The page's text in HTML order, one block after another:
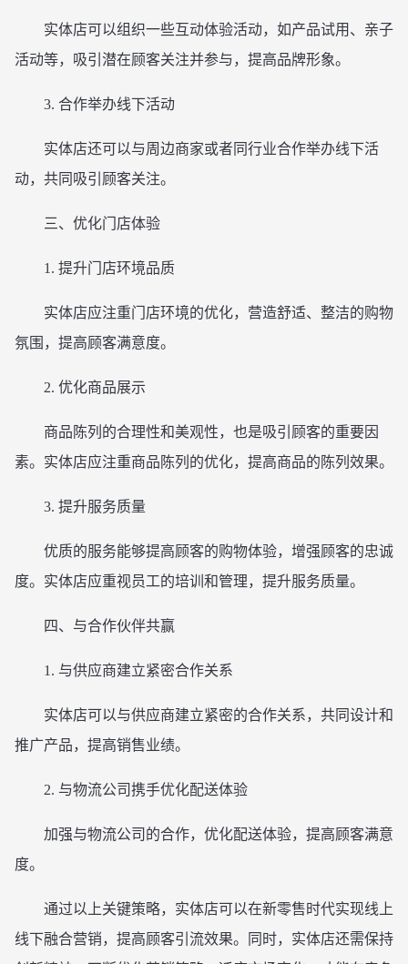
实体店可以组织一些互动体验活动，如产品试用、亲子
活动等，吸引潜在顾客关注并参与，提高品牌形象。
3. 合作举办线下活动
实体店还可以与周边商家或者同行业合作举办线下活
动，共同吸引顾客关注。
三、优化门店体验
1. 提升门店环境品质
实体店应注重门店环境的优化，营造舒适、整洁的购物
氛围，提高顾客满意度。
2. 优化商品展示
商品陈列的合理性和美观性，也是吸引顾客的重要因
素。实体店应注重商品陈列的优化，提高商品的陈列效果。
3. 提升服务质量
优质的服务能够提高顾客的购物体验，增强顾客的忠诚
度。实体店应重视员工的培训和管理，提升服务质量。
四、与合作伙伴共赢
1. 与供应商建立紧密合作关系
实体店可以与供应商建立紧密的合作关系，共同设计和
推广产品，提高销售业绩。
2. 与物流公司携手优化配送体验
加强与物流公司的合作，优化配送体验，提高顾客满意
度。
通过以上关键策略，实体店可以在新零售时代实现线上
线下融合营销，提高顾客引流效果。同时，实体店还需保持